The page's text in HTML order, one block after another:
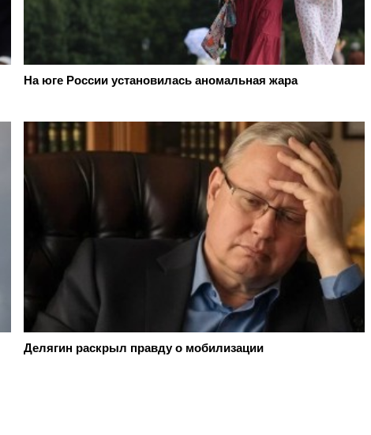
На юге России установилась аномальная жара
Делягин раскрыл правду о мобилизации